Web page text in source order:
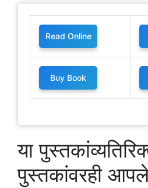
Read Online
Buy Book
या
पुस्तकांवरही आपले